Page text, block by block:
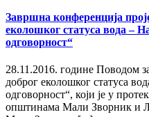
Завршна конференција
еколошког статуса вода –
одговорност“
28.11.2016. године Поводом
доброг еколошког статуса
одговорност“, који је у
општинама Мали Зворник и